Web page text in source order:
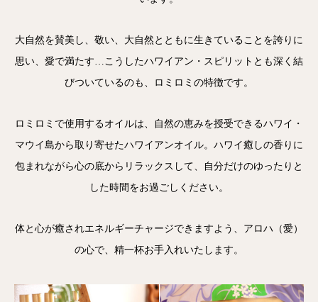
大自然を賛美し、敬い、大自然とともに生きていることを誇りに
思い、愛で満たす…こうしたハワイアン・スピリットとも深く結
びついているのも、ロミロミの特徴です。
ロミロミで使用するオイルは、自然の恵みを授受できるハワイ・
マウイ島から取り寄せたハワイアンオイル。ハワイ癒しの香りに
包まれながら心の底からリラックスして、自分だけのゆったりと
した時間をお過ごしください。
体と心が癒されエネルギーチャージできますよう、アロハ（愛）
の心で、精一杯お手入れいたします。